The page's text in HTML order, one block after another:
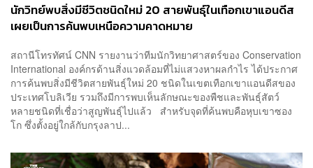
นักวิทย์พบสิ่งมีชีวิตชนิดใหม่ 20 สายพันธุ์ในเทือกเขาแอนดีส
เผยเป็นการค้นพบเหนือความคาดหมาย
สถานีโทรทัศน์ CNN รายงานว่าทีมนักวิทยาศาสตร์ของ Conservation
International องค์กรด้านสิ่งแวดล้อมที่ไม่แสวงหาผลกำไร ได้ประกาศ
การค้นพบสิ่งมีชีวิตสายพันธุ์ใหม่ 20 ชนิดในเขตเทือกเขาแอนดีสของ
ประเทศโบลิเวีย รวมถึงมีการพบเห็นลักษณะของพืชและพันธุ์สัตว์
หลายชนิดที่เชื่อว่าสูญพันธุ์ไปแล้ว สำหรับจุดที่ค้นพบคือหุบเขาซอง
โก ซึ่งตั้งอยู่ใกล้กับกรุงลาป...